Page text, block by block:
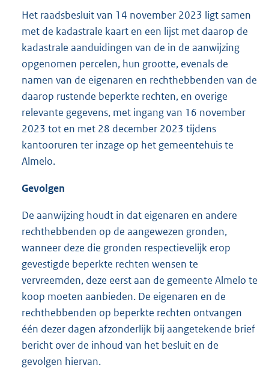
Het raadsbesluit van 14 november 2023 ligt samen
met de kadastrale kaart en een lijst met daarop de
kadastrale aanduidingen van de in de aanwijzing
opgenomen percelen, hun grootte, evenals de
namen van de eigenaren en rechthebbenden van de
daarop rustende beperkte rechten, en overige
relevante gegevens, met ingang van 16 november
2023 tot en met 28 december 2023 tijdens
kantooruren ter inzage op het gemeentehuis te
Almelo.
Gevolgen
De aanwijzing houdt in dat eigenaren en andere
rechthebbenden op de aangewezen gronden,
wanneer deze die gronden respectievelijk erop
gevestigde beperkte rechten wensen te
vervreemden, deze eerst aan de gemeente Almelo te
koop moeten aanbieden. De eigenaren en de
rechthebbenden op beperkte rechten ontvangen
één dezer dagen afzonderlijk bij aangetekende brief
bericht over de inhoud van het besluit en de
gevolgen hiervan.